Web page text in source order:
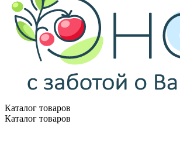
Каталог товаров
Каталог товаров